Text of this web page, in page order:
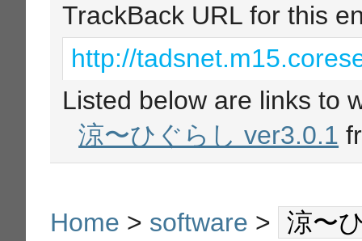
TrackBack URL for this
http://
Listed below are links to
涼〜ひぐらし ver3.0.1
Home > software > 涼〜